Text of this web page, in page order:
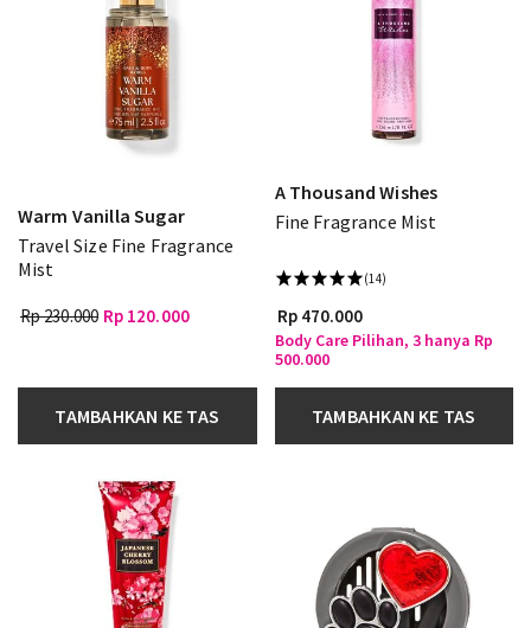
Warm Vanilla Sugar
Travel Size Fine Fragrance
Mist
Rp 230.000 Rp 120.000
TAMBAHKAN KE TAS
A Thousand Wishes
Fine Fragrance Mist
(14)
Rp 470.000
Body Care Pilihan, 3 hanya Rp
500.000
TAMBAHKAN KE TAS